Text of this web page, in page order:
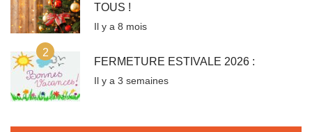
TOUS !
Il y a 8 mois
2
FERMETURE ESTIVALE 2026 :
Il y a 3 semaines